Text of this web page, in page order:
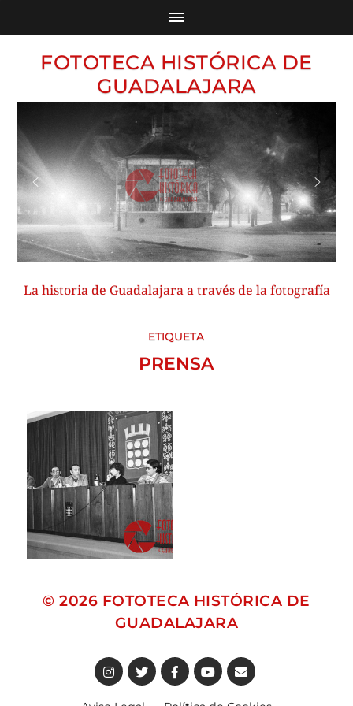
FOTOTECA HISTÓRICA DE
GUADALAJARA
La historia de Guadalajara a través de la fotografía
ETIQUETA
PRENSA
© 2026 FOTOTECA HISTÓRICA DE
GUADALAJARA